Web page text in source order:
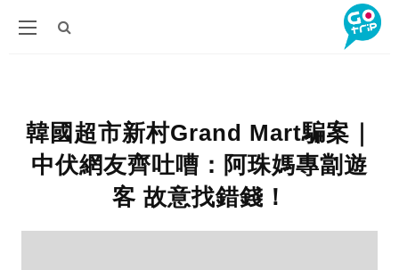
韓國超市新村Grand Mart騙案｜
中伏網友齊吐嘈：阿珠媽專劏遊
客 故意找錯錢！